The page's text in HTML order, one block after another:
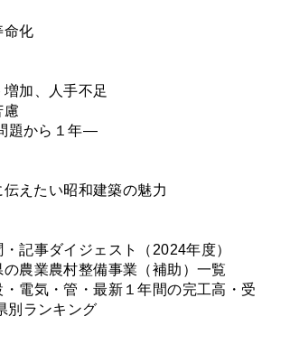
命化
加、人手不足
慮
題から１年―
えたい昭和建築の魅力
記事ダイジェスト（2024年度）
農業農村整備事業（補助）一覧
電気・管・最新１年間の完工高・受
ランキング